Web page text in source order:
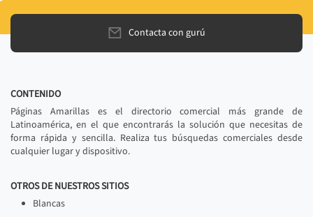
Contacta con gurú
CONTENIDO
Páginas Amarillas es el directorio comercial más grande de
Latinoamérica, en el que encontrarás la solución que necesitas de
forma rápida y sencilla. Realiza tus búsquedas comerciales desde
cualquier lugar y dispositivo.
OTROS DE NUESTROS SITIOS
Blancas